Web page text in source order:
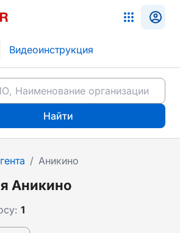
Видеоинструкция
Найти
/ Аникино
Аникино
1